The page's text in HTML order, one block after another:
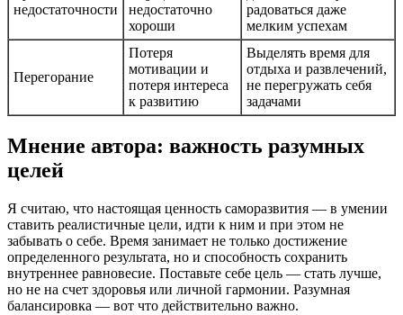
недостаточности
недостаточно
хороши
радоваться даже
мелким успехам
Перегорание
Потеря
мотивации и
потеря интереса
к развитию
Выделять время для
отдыха и развлечений,
не перегружать себя
задачами
Мнение автора: важность разумных
целей
Я считаю, что настоящая ценность саморазвития — в умении
ставить реалистичные цели, идти к ним и при этом не
забывать о себе. Время занимает не только достижение
определенного результата, но и способность сохранить
внутреннее равновесие. Поставьте себе цель — стать лучше,
но не на счет здоровья или личной гармонии. Разумная
балансировка — вот что действительно важно.